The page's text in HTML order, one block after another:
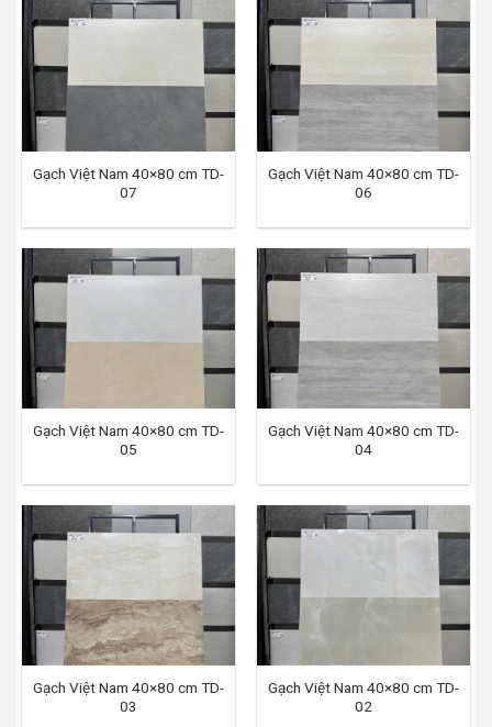
Gạch Việt Nam 40×80 cm TD-
07
Gạch Việt Nam 40×80 cm TD-
06
Gạch Việt Nam 40×80 cm TD-
05
Gạch Việt Nam 40×80 cm TD-
04
Gạch Việt Nam 40×80 cm TD-
03
Gạch Việt Nam 40×80 cm TD-
02